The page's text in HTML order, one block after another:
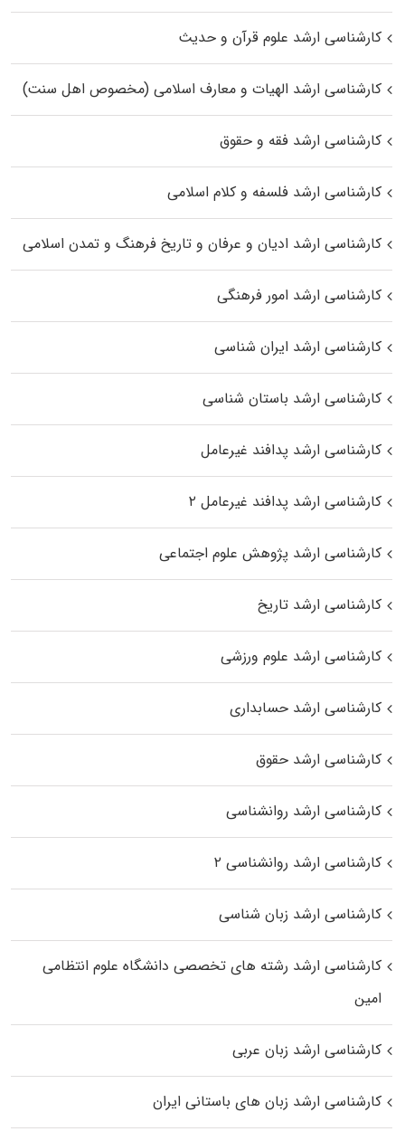
کارشناسی ارشد علوم قرآن و حدیث
کارشناسی ارشد الهیات و معارف اسلامی (مخصوص اهل سنت)
کارشناسی ارشد فقه و حقوق
کارشناسی ارشد فلسفه و کلام اسلامی
کارشناسی ارشد ادیان و عرفان و تاریخ فرهنگ و تمدن اسلامی
کارشناسی ارشد امور فرهنگی
کارشناسی ارشد ایران شناسی
کارشناسی ارشد باستان شناسی
کارشناسی ارشد پدافند غیرعامل
کارشناسی ارشد پدافند غیرعامل ۲
کارشناسی ارشد پژوهش علوم اجتماعی
کارشناسی ارشد تاریخ
کارشناسی ارشد علوم ورزشی
کارشناسی ارشد حسابداری
کارشناسی ارشد حقوق
کارشناسی ارشد روانشناسی
کارشناسی ارشد روانشناسی ۲
کارشناسی ارشد زبان شناسی
کارشناسی ارشد رﺷﺘﻪ ﻫﺎی تخصصی داﻧﺸﮕﺎه ﻋﻠﻮم انتظامی
اﻣﻴﻦ
کارشناسی ارشد زبان عربی
کارشناسی ارشد زبان‌ های باستانی ایران